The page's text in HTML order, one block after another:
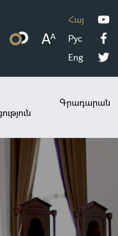
Հայ
Рус
Eng
Գրադարան